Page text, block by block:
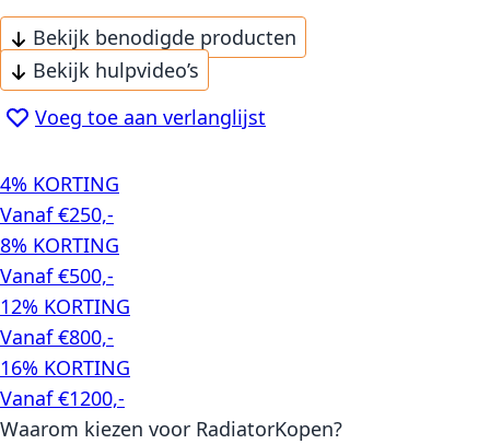
Bekijk benodigde producten
Bekijk hulpvideo’s
Voeg toe aan verlanglijst
4% KORTING
Vanaf €250,-
8% KORTING
Vanaf €500,-
12% KORTING
Vanaf €800,-
16% KORTING
Vanaf €1200,-
Waarom kiezen voor RadiatorKopen?